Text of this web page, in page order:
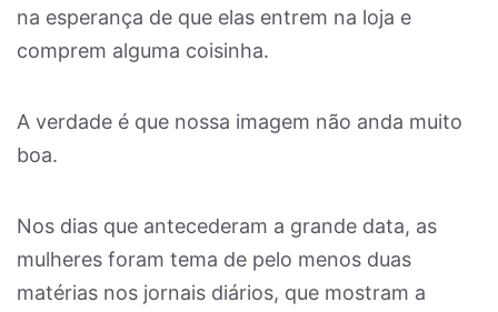
na esperança de que elas entrem na loja e
comprem alguma coisinha.
A verdade é que nossa imagem não anda muito
boa.
Nos dias que antecederam a grande data, as
mulheres foram tema de pelo menos duas
matérias nos jornais diários, que mostram a